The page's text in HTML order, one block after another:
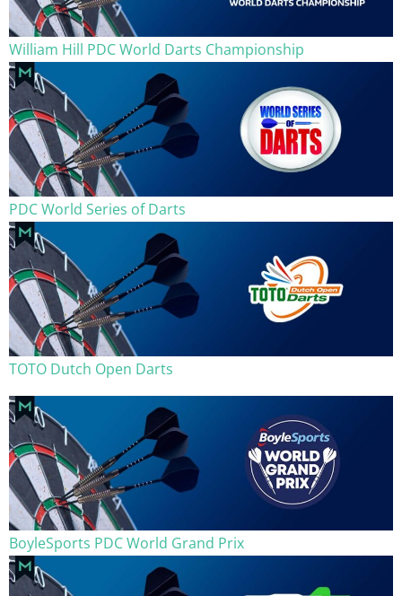
William Hill PDC World Darts Championship
PDC World Series of Darts
TOTO Dutch Open Darts
BoyleSports PDC World Grand Prix